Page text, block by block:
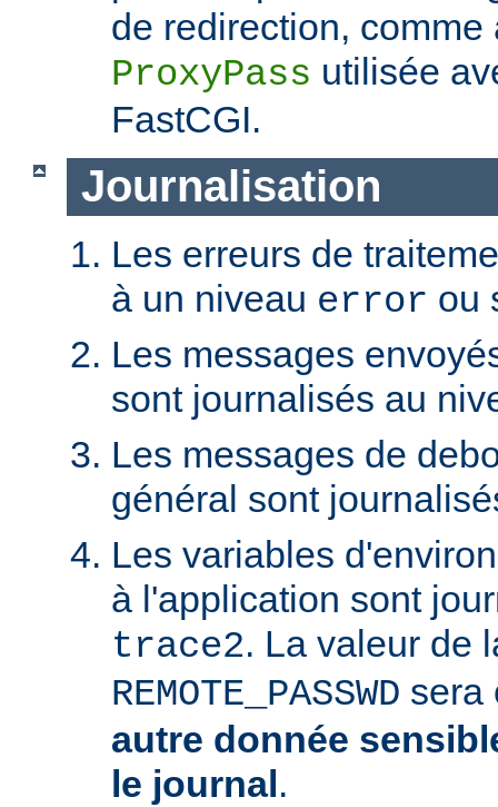
de redirection,
ProxyPass utilisée
FastCGI.
Journalisation
Les erreurs de
à un niveau error ou
Les messages
sont journalisés au
Les messages de
général sont
Les variables
à l'application sont
trace2. La valeur de
REMOTE_PASSWD sera
autre donnée
le journal.